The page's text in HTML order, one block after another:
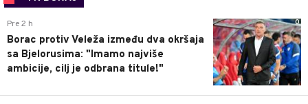
0
Pre 2 h
Borac protiv Veleža između dva okršaja
sa Bjelorusima: "Imamo najviše
ambicije, cilj je odbrana titule!"